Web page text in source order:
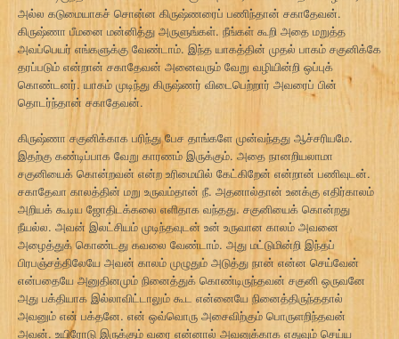
அல்ல கடுமையாகச் சொன்ன கிருஷ்ணரைப் பணிந்தான் சகாதேவன்.
கிருஷ்ணா பீமனை மன்னித்து அருளுங்கள். நீங்கள் கூறி அதை மறுத்த
அவப்பெயர் எங்களுக்கு வேண்டாம். இந்த யாகத்தின் முதல் பாகம் சகுனிக்கே
தரப்படும் என்றான் சகாதேவன் அனைவரும் வேறு வழியின்றி ஒப்புக்
கொண்டனர். யாகம் முடிந்து கிருஷ்ணர் விடைபெற்றார் அவரைப் பின்
தொடர்ந்தான் சகாதேவன்.
கிருஷ்ணா சகுனிக்காக பரிந்து பேச தாங்களே முன்வந்தது ஆச்சரியமே.
இதற்கு கண்டிப்பாக வேறு காரணம் இருக்கும். அதை நானறியலாமா
சகுனியைக் கொன்றவன் என்ற உரிமையில் கேட்கிறேன் என்றான் பணிவுடன்.
சகாதேவா காலத்தின் மறு உருவம்தான் நீ. அதனால்தான் உனக்கு எதிர்காலம்
அறியக் கூடிய ஜோதிடக்கலை எளிதாக வந்தது. சகுனியைக் கொன்றது
நீயல்ல. அவன் இலட்சியம் முடிந்தவுடன் உன் உருவான காலம் அவனை
அழைத்துக் கொண்டது கவலை வேண்டாம். அது மட்டுமின்றி இந்தப்
பிரபஞ்சத்திலேயே அவன் காலம் முழுதும் அடுத்து நான் என்ன செய்வேன்
என்பதையே அனுதினமும் நினைத்துக் கொண்டிருந்தவன் சகுனி ஒருவனே
அது பக்தியாக இல்லாவிட்டாலும் கூட என்னையே நினைத்திருந்ததால்
அவனும் என் பக்தனே. என் ஒவ்வொரு அசைவிற்கும் பொருளறிந்தவன்
அவன். உயிரோடு இருக்கும் வரை என்னால் அவனுக்காக எதுவும் செய்ய